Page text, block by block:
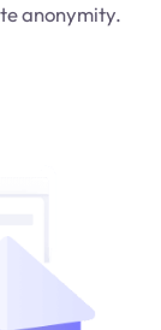
anonymity.